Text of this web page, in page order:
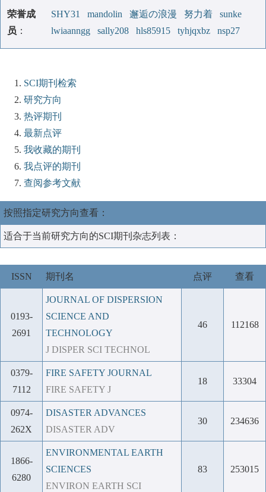
荣誉成
员 ：
SHY31 mandolin 邂逅の浪漫 努力着
sunke
lwiaanngg
sally208 hls85915 tyhjqxbz nsp27
SCI期刊检索
研究方向
热评期刊
最新点评
我收藏的期刊
我点评的期刊
查阅参考文献
按照指定研究方向查看：
适合于当前研究方向的SCI期刊杂志列表：
ISSN 期刊名 点评 查看
0193-
2691
JOURNAL OF DISPERSION
SCIENCE AND
TECHNOLOGY
J DISPER SCI TECHNOL
46 112168
0379-
7112
FIRE SAFETY JOURNAL
FIRE SAFETY J
18 33304
0974-
262X
DISASTER ADVANCES
DISASTER ADV
30 234636
1866-
6280
ENVIRONMENTAL EARTH
SCIENCES
ENVIRON EARTH SCI
83 253015